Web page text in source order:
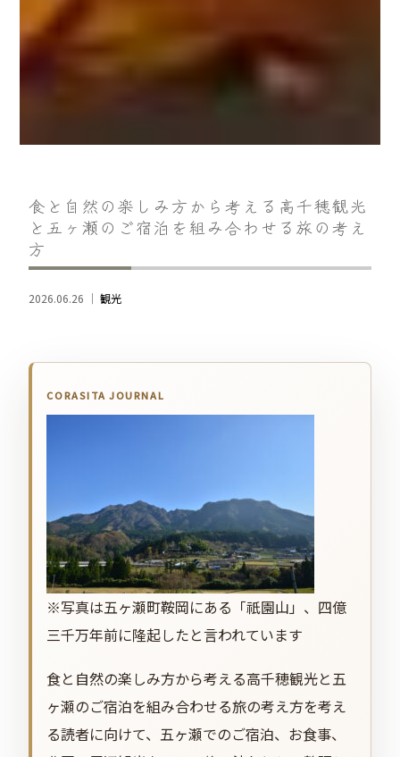
食と自然の楽しみ方から考える高千穂観光
と五ヶ瀬のご宿泊を組み合わせる旅の考え
方
2026.06.26 ｜観光
※写真は五ヶ瀬町鞍岡にある「祇園山」、四億
三千万年前に隆起したと言われています
食と自然の楽しみ方から考える高千穂観光と五
ヶ瀬のご宿泊を組み合わせる旅の考え方を考え
る読者に向けて、五ヶ瀬でのご宿泊、お食事、